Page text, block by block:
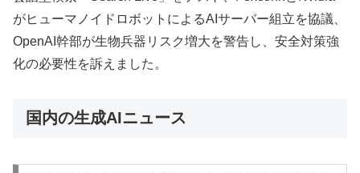
がヒューマノイドロボットによるAIサーバー組立を協議、
OpenAI幹部が生物兵器リスク増大を警告し、安全対策強
化の必要性を訴えました。
国内の生成AIニュース